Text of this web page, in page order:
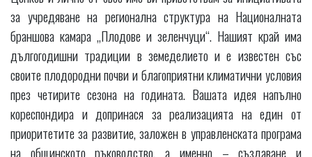
за учредяване на регионална структура на Националната
браншова камара „Плодове и зеленчуци“. Нашият край има
дългогодишни традиции в земеделието и е известен със
своите плодородни почви и благоприятни климатични условия
през четирите сезона на годината. Вашата идея напълно
кореспондира и допринася за реализацията на един от
приоритетите за развитие, заложен в управленската програма
на общинското ръководство, а именно – създаване и